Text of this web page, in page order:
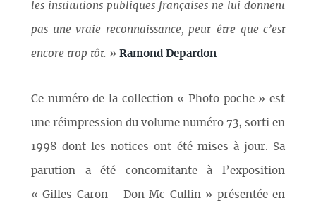
les institutions publiques françaises ne lui donnent
pas une vraie reconnaissance, peut-être que c’est
encore trop tôt. » Ramond Depardon
Ce numéro de la collection « Photo poche » est
une réimpression du volume numéro 73, sorti en
1998 dont les notices ont été mises à jour. Sa
parution a été concomitante à l’exposition
« Gilles Caron - Don Mc Cullin » présentée en